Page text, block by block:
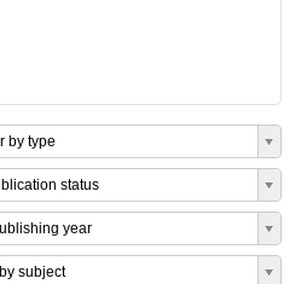
by type
status
year
subject